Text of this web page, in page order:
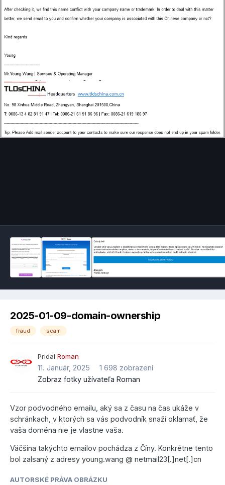
2025-01-09-domain-ownership
fraud scam
Pridal Roman
11. Január, 2025
1 698 zobrazení
Zobraz fotky užívateľa Roman
Vzor podvodného emailu, aký sa z času na čas ukáže v
schránkach, v ktorých sa vás podvodník snaží oklamať, že
vaša doména nie je vlastne vaša.
Väčšina takýchto emailov pochádza z Číny. Konkrétne tento
bol zalsaný z adresy young.wang @ netmail23[.]net[.]cn
AUTORSKÉ PRÁVA OBRÁZKU